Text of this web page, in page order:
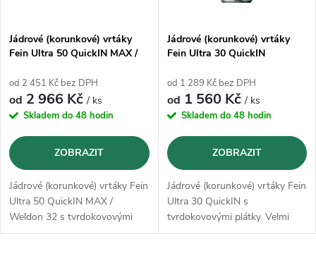
p
r
o
d
u
k
s
p
r
o
d
u
k
Jádrové (korunkové) vrtáky
Fein Ultra 50 QuickIN MAX /
od 2 451 Kč bez DPH
od 2 966 Kč/ ks
Skladem do 48 hodin
ZOBRAZIT
Jádrové (korunkové) vrtáky Fein
Ultra 50 QuickIN MAX /
Weldon 32 s tvrdokovovými
plátky. Velmi dlouhá životnost a
Jádrové (korunkové) vrtáky
Fein Ultra 30 QuickIN
od 1 289 Kč bez DPH
od 1 560 Kč/ ks
Skladem do 48 hodin
ZOBRAZIT
Jádrové (korunkové) vrtáky Fein
Ultra 30 QuickIN s
tvrdokovovými plátky. Velmi
dlouhá životnost a vynikající